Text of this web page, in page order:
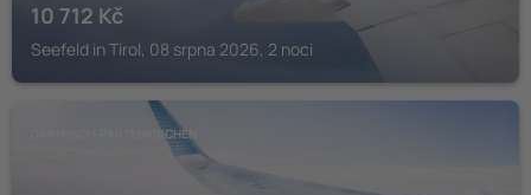
10 712 Kč
Seefeld in Tirol, 08 srpna 2026, 2 noci
GARMISCH-PARTENKIRCHEN